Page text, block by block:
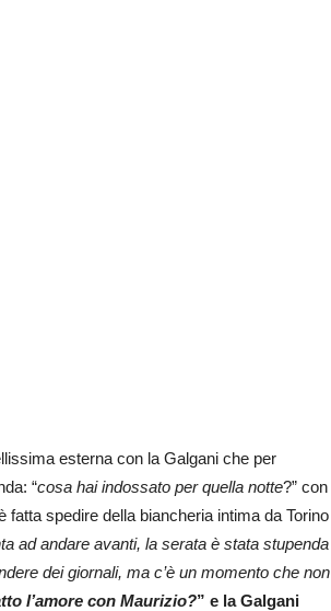
esterna con la Galgani che per
“cosa hai indossato per quella notte?” con
fatta spedire della biancheria intima da Torino
ad andare avanti, la serata è stata stupenda
dei giornali, ma c’è un momento che non
l’amore con Maurizio?” e la Galgani